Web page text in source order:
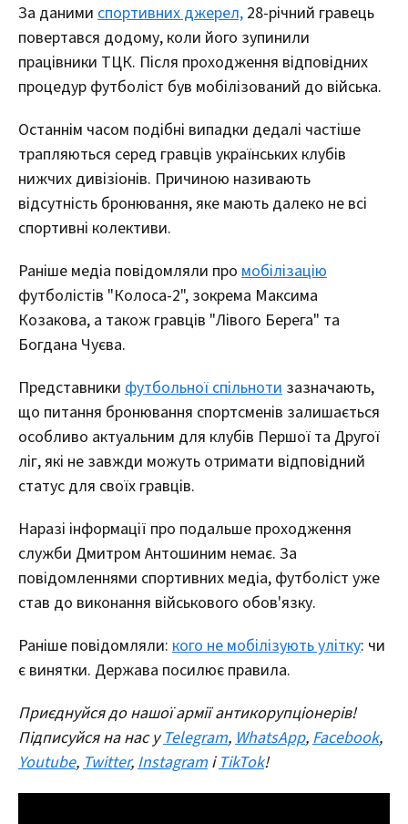
За даними спортивних джерел, 28-річний гравець
повертався додому, коли його зупинили
працівники ТЦК. Після проходження відповідних
процедур футболіст був мобілізований до війська.
Останнім часом подібні випадки дедалі частіше
трапляються серед гравців українських клубів
нижчих дивізіонів. Причиною називають
відсутність бронювання, яке мають далеко не всі
спортивні колективи.
Раніше медіа повідомляли про мобілізацію
футболістів "Колоса-2", зокрема Максима
Козакова, а також гравців "Лівого Берега" та
Богдана Чуєва.
Представники футбольної спільноти зазначають,
що питання бронювання спортсменів залишається
особливо актуальним для клубів Першої та Другої
ліг, які не завжди можуть отримати відповідний
статус для своїх гравців.
Наразі інформації про подальше проходження
служби Дмитром Антошиним немає. За
повідомленнями спортивних медіа, футболіст уже
став до виконання військового обов'язку.
Раніше повідомляли: кого не мобілізують улітку: чи
є винятки. Держава посилює правила.
Приєднуйся до нашої армії антикорупціонерів!
Підписуйся на нас уTelegram, WhatsApp, Facebook,
Youtube, Twitter, Instagram і TikTok!